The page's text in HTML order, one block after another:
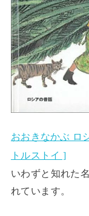
おおきなかぶ ロ
トルストイ ]
いわずと知れた
れています。